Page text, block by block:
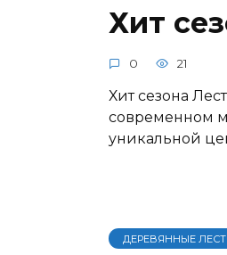
Хит
0 21
Хит сезона
современном
уникальной
ДЕРЕВЯННЫЕ